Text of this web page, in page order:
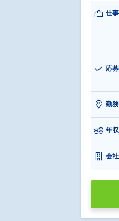
仕
応
勤
年
会